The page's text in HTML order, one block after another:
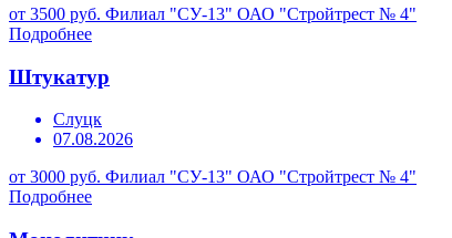
от 3500 руб. Филиал "СУ-13" ОАО "Стройтрест № 4"
Подробнее
Штукатур
Слуцк
07.08.2026
от 3000 руб. Филиал "СУ-13" ОАО "Стройтрест № 4"
Подробнее